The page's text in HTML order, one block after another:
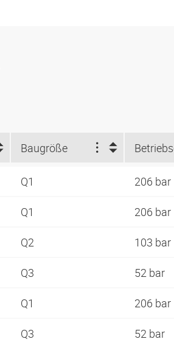
Baugröße
Q1 206 bar
Q1 206 bar
Q2 103 bar
Q3 52 bar
Q1 206 bar
Q3 52 bar